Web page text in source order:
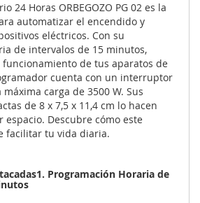
24 Horas ORBEGOZO PG 02 es la
automatizar el encendido y
eléctricos. Con su
de intervalos de 15 minutos,
de tus aparatos de
cuenta con un interruptor
carga de 3500 W. Sus
de 8 x 7,5 x 11,4 cm lo hacen
Descubre cómo este
facilitar tu vida diaria.
Programación Horaria de